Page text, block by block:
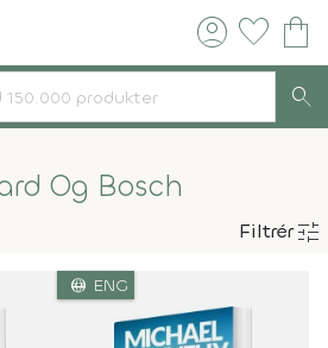
account_circle favorite shopping_bag
search
Og Bosch
Filtrértune
language ENG